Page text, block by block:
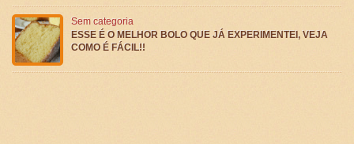
Sem categoria
ESSE É O MELHOR BOLO QUE JÁ EXPERIMENTEI, VEJA
COMO É FÁCIL!!